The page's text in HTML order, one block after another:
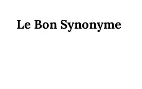
Le Bon Synonyme